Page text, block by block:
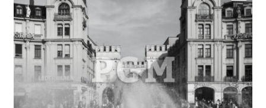
Rahmen & Einrahmung
Firmenservice – Kunst für Büro, Praxis, Kanzlei
Referenzen